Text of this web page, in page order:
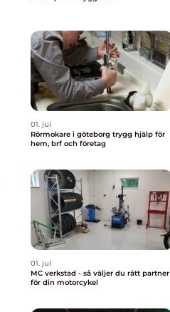
01. jul
Rörmokare i göteborg trygg hjälp för
hem, brf och företag
01. jul
MC verkstad - så väljer du rätt partner
för din motorcykel